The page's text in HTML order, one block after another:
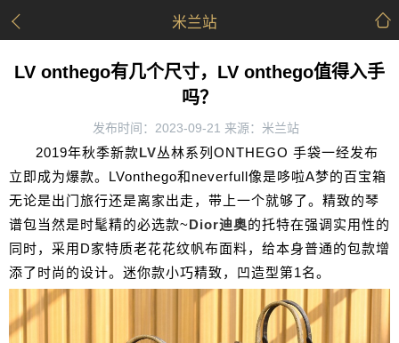
米兰站
LV onthego有几个尺寸，LV onthego值得入手
吗？
发布时间：2023-09-21 来源：米兰站
2019年秋季新款LV丛林系列ONTHEGO 手袋一经发布
立即成为爆款。LVonthego和neverfull像是哆啦A梦的百宝箱
无论是出门旅行还是离家出走，带上一个就够了。精致的琴
谱包当然是时髦精的必选款~Dior迪奥的托特在强调实用性的
同时，采用D家特质老花花纹帆布面料，给本身普通的包款增
添了时尚的设计。迷你款小巧精致，凹造型第1名。